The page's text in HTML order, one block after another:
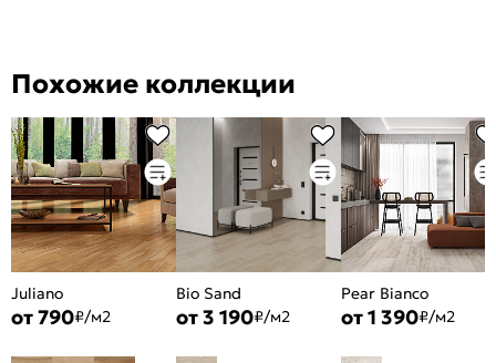
Похожие коллекции
Juliano
от 790₽/м2
Bio Sand
от 3 190₽/м2
Pear Bianco
от 1 390₽/м2